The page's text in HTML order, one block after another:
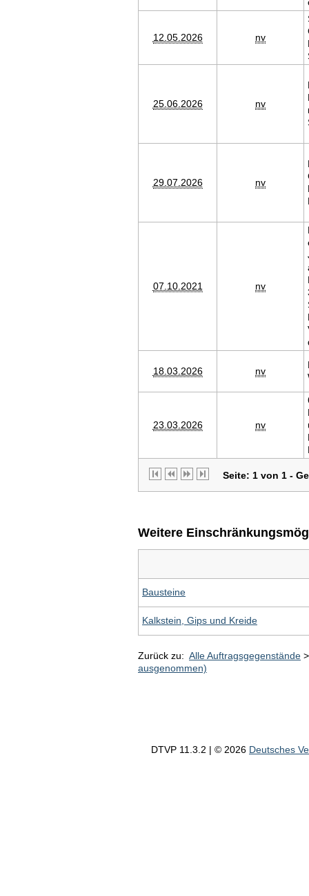
12.05.2026 nv
25.06.2026 nv
29.07.2026 nv
07.10.2021 nv
18.03.2026 nv
23.03.2026 nv
Seite: 1 von 1 -
Weitere
Bausteine
Kalkstein, Gips und Kreide
Zurück zu: Alle Auftragsgegenstände
ausgenommen)
DTVP 11.3.2 | © 2026 Deutsches